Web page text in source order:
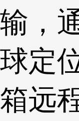
输，
球定
箱远